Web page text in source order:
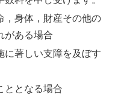
，身体，財産その他の
がある場合
に著しい支障を及ぼす
ととなる場合